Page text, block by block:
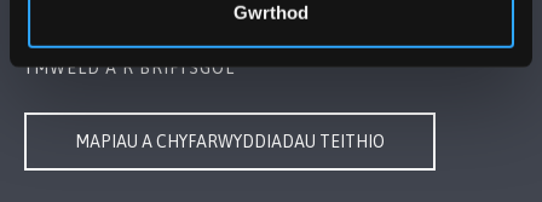
Gwrthod
YMWELD Â’R BRIFYSGOL
MAPIAU A CHYFARWYDDIADAU TEITHIO